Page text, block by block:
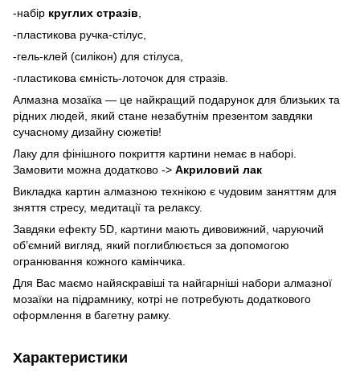
-набір круглих стразів
-пластикова ручка-стілус,
-гель-клей (силікон) для стілуса,
-пластикова ємність-лоточок для стразів.
Алмазна мозаїка — це найкращий подарунок для близьких та
рідних людей, який стане незабутнім презентом завдяки
сучасному дизайну сюжетів!
Лаку для фінішного покриття картини немає в наборі.
Замовити можна додатково -> Акриловий лак
Викладка картин алмазною технікою є чудовим заняттям для
зняття стресу, медитації та релаксу.
Завдяки ефекту 5D, картини мають дивовижний, чаруючий
об’ємний вигляд, який поглиблюється за допомогою
огранювання кожного камінчика.
Для Вас маємо найяскравіші та найгарніші набори алмазної
мозаїки на підрамнику, котрі не потребують додаткового
оформлення в багетну рамку.
Характеристики